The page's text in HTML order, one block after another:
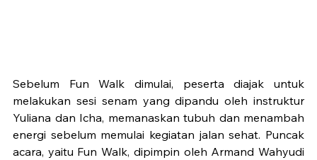
Sebelum Fun Walk dimulai, peserta diajak untuk
melakukan sesi senam yang dipandu oleh instruktur
Yuliana dan Icha, memanaskan tubuh dan menambah
energi sebelum memulai kegiatan jalan sehat. Puncak
acara, yaitu Fun Walk, dipimpin oleh Armand Wahyudi